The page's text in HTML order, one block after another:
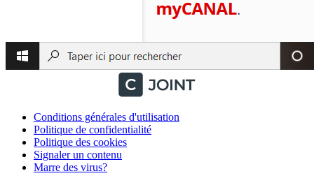
Conditions générales d'utilisation
Politique de confidentialité
Politique des cookies
Signaler un contenu
Marre des virus?